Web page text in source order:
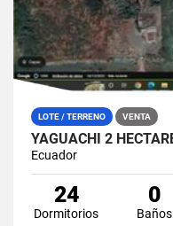
LOTE / TERRENO VENTA
Ecuador
24
Dormitorios
0
Baños